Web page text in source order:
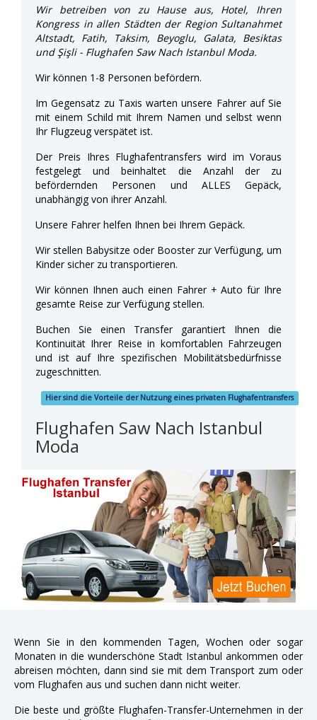
Wir betreiben von zu Hause aus, Hotel, Ihren
Kongress in allen Städten der Region Sultanahmet
Altstadt, Fatih, Taksim, Beyoglu, Galata, Besiktas
und Şişli - Flughafen Saw Nach Istanbul Moda.
Wir können 1-8 Personen befördern.
Im Gegensatz zu Taxis warten unsere Fahrer auf Sie
mit einem Schild mit Ihrem Namen und selbst wenn
Ihr Flugzeug verspätet ist.
Der Preis Ihres Flughafentransfers wird im Voraus
festgelegt und beinhaltet die Anzahl der zu
befördernden Personen und ALLES Gepäck,
unabhängig von ihrer Anzahl.
Unsere Fahrer helfen Ihnen bei Ihrem Gepäck.
Wir stellen Babysitze oder Booster zur Verfügung, um
Kinder sicher zu transportieren.
Wir können Ihnen auch einen Fahrer + Auto für Ihre
gesamte Reise zur Verfügung stellen.
Buchen Sie einen Transfer garantiert Ihnen die
Kontinuität Ihrer Reise in komfortablen Fahrzeugen
und ist auf Ihre spezifischen Mobilitätsbedürfnisse
zugeschnitten.
Hier sind die Vorteile der Nutzung eines privaten Flughafentransfers
Flughafen Saw Nach Istanbul
Moda
Wenn Sie in den kommenden Tagen, Wochen oder sogar
Monaten in die wunderschöne Stadt Istanbul ankommen oder
abreisen möchten, dann sind sie mit dem Transport zum oder
vom Flughafen aus und suchen dann nicht weiter.
Die beste und größte Flughafen-Transfer-Unternehmen in der